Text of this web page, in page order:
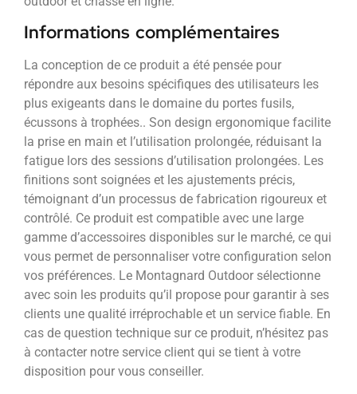
Informations complémentaires
La conception de ce produit a été pensée pour
répondre aux besoins spécifiques des utilisateurs les
plus exigeants dans le domaine du portes fusils,
écussons à trophées.. Son design ergonomique facilite
la prise en main et l’utilisation prolongée, réduisant la
fatigue lors des sessions d’utilisation prolongées. Les
finitions sont soignées et les ajustements précis,
témoignant d’un processus de fabrication rigoureux et
contrôlé. Ce produit est compatible avec une large
gamme d’accessoires disponibles sur le marché, ce qui
vous permet de personnaliser votre configuration selon
vos préférences. Le Montagnard Outdoor sélectionne
avec soin les produits qu’il propose pour garantir à ses
clients une qualité irréprochable et un service fiable. En
cas de question technique sur ce produit, n’hésitez pas
à contacter notre service client qui se tient à votre
disposition pour vous conseiller.